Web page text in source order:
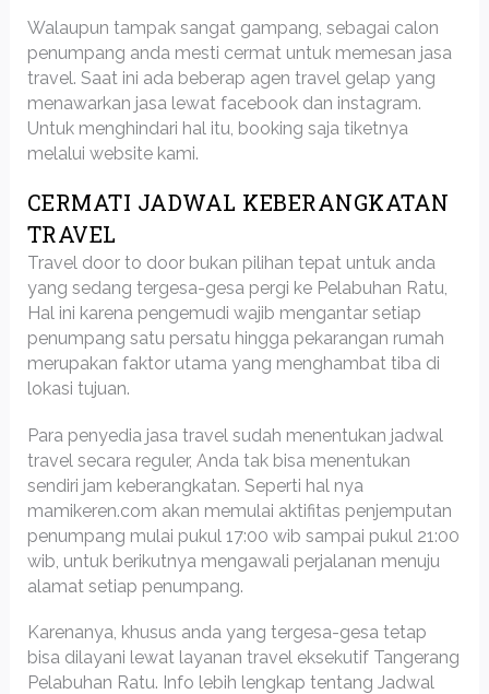
Walaupun tampak sangat gampang, sebagai calon
penumpang anda mesti cermat untuk memesan jasa
travel. Saat ini ada beberap agen travel gelap yang
menawarkan jasa lewat facebook dan instagram.
Untuk menghindari hal itu, booking saja tiketnya
melalui website kami.
CERMATI JADWAL KEBERANGKATAN
TRAVEL
Travel door to door bukan pilihan tepat untuk anda
yang sedang tergesa-gesa pergi ke Pelabuhan Ratu,
Hal ini karena pengemudi wajib mengantar setiap
penumpang satu persatu hingga pekarangan rumah
merupakan faktor utama yang menghambat tiba di
lokasi tujuan.
Para penyedia jasa travel sudah menentukan jadwal
travel secara reguler, Anda tak bisa menentukan
sendiri jam keberangkatan. Seperti hal nya
mamikeren.com akan memulai aktifitas penjemputan
penumpang mulai pukul 17:00 wib sampai pukul 21:00
wib, untuk berikutnya mengawali perjalanan menuju
alamat setiap penumpang.
Karenanya, khusus anda yang tergesa-gesa tetap
bisa dilayani lewat layanan travel eksekutif Tangerang
Pelabuhan Ratu. Info lebih lengkap tentang Jadwal